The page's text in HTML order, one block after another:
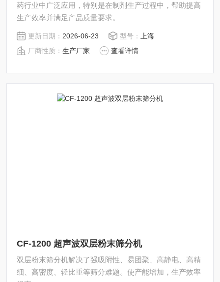
药行业中广泛应用，特别是在制剂生产过程中，帮助提高
生产效率并满足产品质量要求。
更新日期： 2026-06-23 型号：
上海
厂商性质：生产厂家 查看详情
CF-1200 超声波双层粉末筛分机
双层粉末筛分机解决了强吸附性、易团聚、高静电、高精
细、高密度、轻比重等筛分难题。使产能增加，生产效率